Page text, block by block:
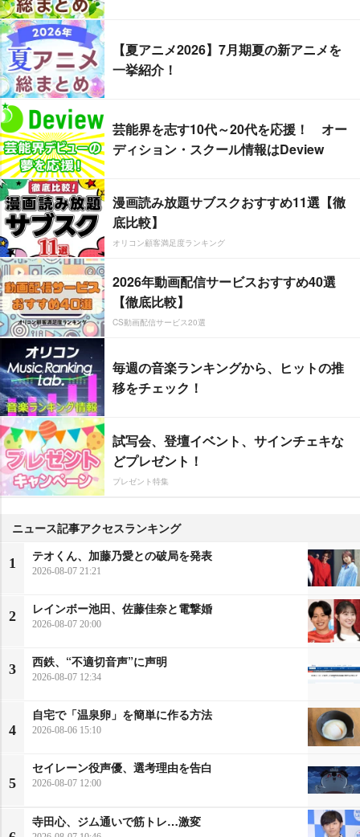
【夏アニメ2026】7月期夏の新アニメを
一挙紹介！
芸能界を志す10代～20代を応援！ オー
ディション・スクール情報はDeview
漫画読み放題サブスクおすすめ11選【徹
底比較】
オリコン顧客満足度ランキング
2026年動画配信サービスおすすめ40選
【徹底比較】
CS動画配信サービス20選
毎週の音楽ランキングから、ヒットの推
移をチェック！
試写会、登壇イベント、サインチェキな
どプレゼント！
プレゼント特集
ニュース記事アクセスランキング
1
テオくん、加藤乃愛との破局を発表
2026-08-07 21:21
2
レインボー池田、佐藤佳奈と電撃婚
2026-08-07 20:00
3
西鉄、“不適切音声”に声明
2026-08-07 12:34
4
自宅で「温泉卵」を簡単に作る方法
2026-08-06 15:10
5
セイレーン役声優、選考理由を告白
2026-08-07 12:00
寺田心、ジム通いで筋トレ…激変